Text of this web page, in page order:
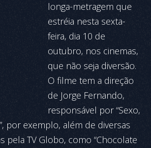
longa-metragem que
estréia nesta sexta-
feira, dia 10 de
outubro, nos cinemas,
que não seja diversão.
O filme tem a direção
de Jorge Fernando,
responsável por “Sexo,
por exemplo, além de diversas
pela TV Globo, como “Chocolate